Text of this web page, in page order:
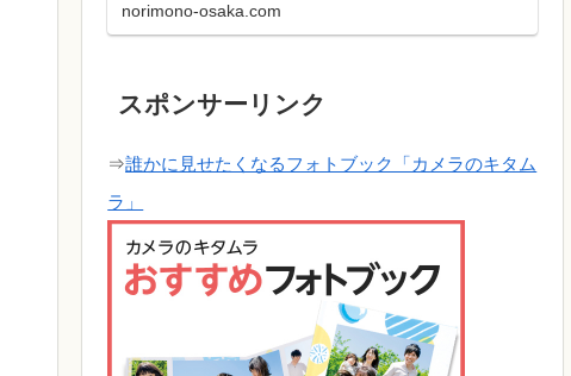
norimono-osaka.com
スポンサーリンク
⇒誰かに見せたくなるフォトブック「カメラのキタム
ラ」